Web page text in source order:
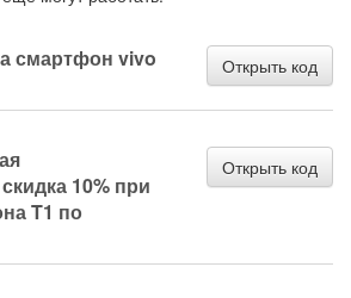
смартфон vivo
Открыть код
10% при
T1 по
Открыть код